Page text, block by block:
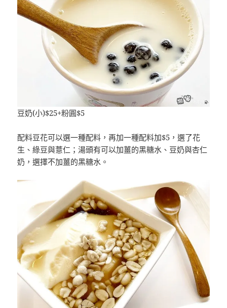
豆奶(小)$25+粉圓$5
配料豆花可以選一種配料，再加一種配料加$5，選了花
生、綠豆與薏仁；湯頭有可以加薑的黑糖水、豆奶與杏仁
奶，選擇不加薑的黑糖水。